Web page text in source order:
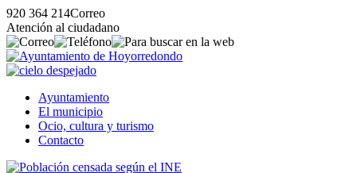
920 364 214Correo
Atención al ciudadano
Ayuntamiento
El municipio
Ocio, cultura y turismo
Contacto